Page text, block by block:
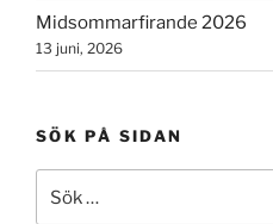
Midsommarfirande 2026
13 juni, 2026
SÖK PÅ SIDAN
efter: